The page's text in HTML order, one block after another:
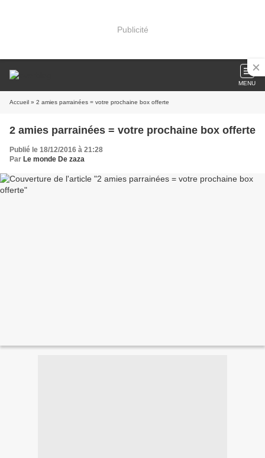
Publicité
MENU
Accueil » 2 amies parrainées = votre prochaine box offerte
2 amies parrainées = votre prochaine box offerte
Publié le 18/12/2016 à 21:28
Par Le monde De zaza